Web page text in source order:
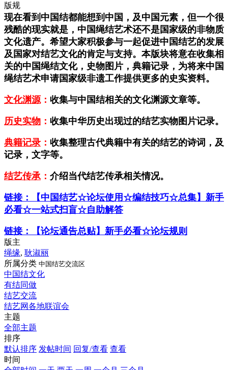
版规
现在看到中国结都能想到中国，及中国元素，但一个很
残酷的现实就是，中国绳结艺术还不是国家级的非物质
文化遗产。希望大家积极参与一起促进中国结艺的发展
及国家对结艺文化的肯定与支持。本版块将意在收集相
关的中国绳结文化，史物图片，典籍记录，为将来中国
绳结艺术申请国家级非遗工作提供更多的史实资料。
文化渊源 ： 收集与中国结相关的文化渊源文章等。
历史实物 ： 收集中华历史出现过的结艺实物图片记录。
典籍记录 ： 收集整理古代典籍中有关的结艺的诗词，及
记录，文字等。
结艺传承 ： 介绍当代结艺传承相关情况。
链接：【中国结艺☆论坛使用☆编结技巧☆总集】新手
必看☆一站式扫盲☆自助解答
链接：【论坛通告总贴】新手必看☆论坛规则
版主
绳缘, 耿淑丽
所属分类 中国结艺交流区
中国结文化
有结同做
结艺交流
结艺网各地联谊会
主题
全部主题
排序
默认排序 发帖时间 回复/查看 查看
时间